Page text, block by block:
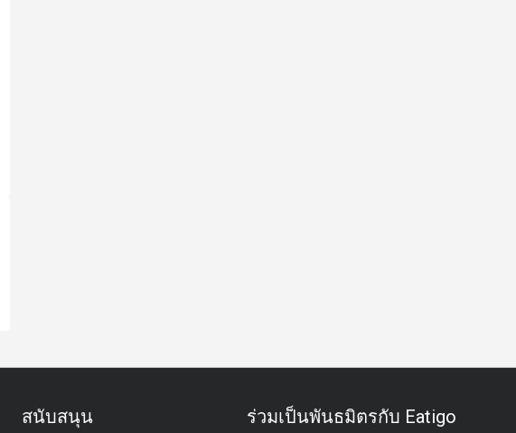
สนับสนุน ร่วมเป็นพันธมิตรกับ Eatigo